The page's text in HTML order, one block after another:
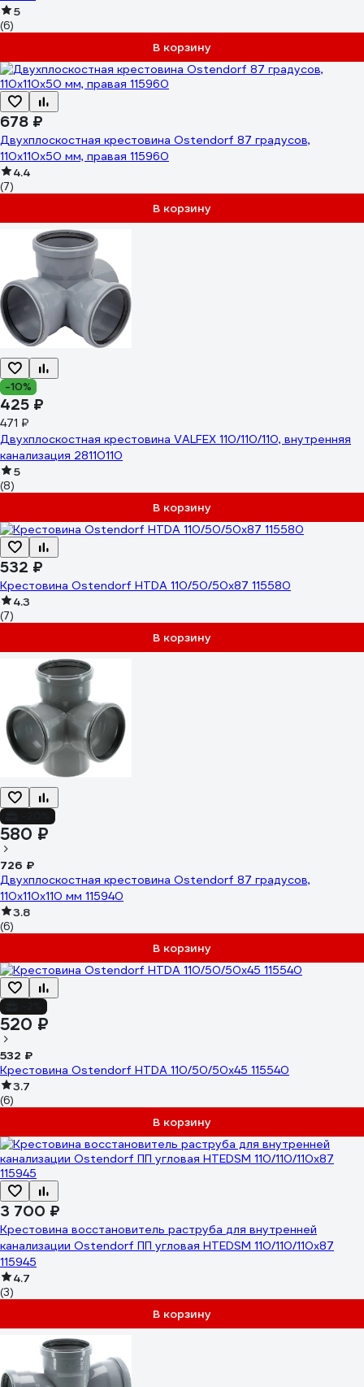
5
(6)
В корзину
678 ₽
Двухплоскостная крестовина Ostendorf 87 градусов,
110х110х50 мм, правая 115960
4.4
(7)
В корзину
-10%
425 ₽
471 ₽
Двухплоскостная крестовина VALFEX 110/110/110, внутренняя
канализация 28110110
5
(8)
В корзину
532 ₽
Крестовина Ostendorf HTDA 110/50/50x87 115580
4.3
(7)
В корзину
580 ₽
726 ₽
Двухплоскостная крестовина Ostendorf 87 градусов,
110х110х110 мм 115940
3.8
(6)
В корзину
520 ₽
532 ₽
Крестовина Ostendorf HTDA 110/50/50x45 115540
3.7
(6)
В корзину
3 700 ₽
Крестовина восстановитель раструба для внутренней
канализации Ostendorf ПП угловая HTEDSM 110/110/110x87
115945
4.7
(3)
В корзину